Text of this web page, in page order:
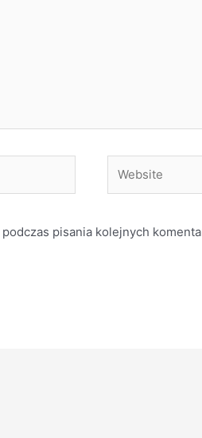
pisania kolejnych